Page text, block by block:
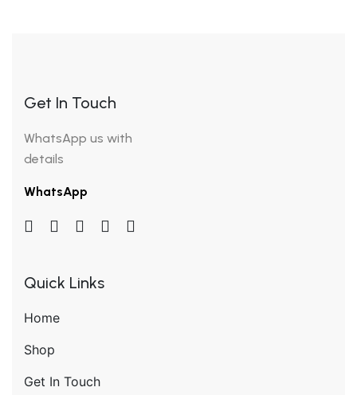
Get In Touch
WhatsApp us with
details
WhatsApp
Quick Links
Home
Shop
Get In Touch